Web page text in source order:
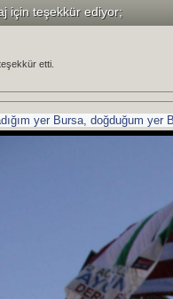
için teşekkür ediyor;
etti.
yer Bursa, doğduğum yer